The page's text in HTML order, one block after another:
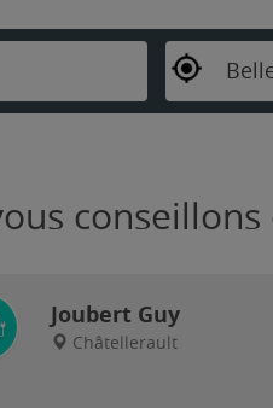
conseillons
Joubert Guy
Châtellerault